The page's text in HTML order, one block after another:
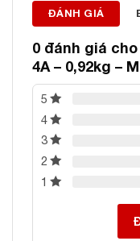
ĐÁNH GIÁ
0 đánh giá cho
4A – 0,92kg –
5
4
3
2
1